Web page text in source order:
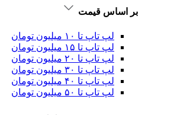
بر اساس قیمت
لپ تاپ تا ۱۰ میلیون تومان
لپ تاپ تا ۱۵ میلیون تومان
لپ تاپ تا ۲۰ میلیون تومان
لپ تاپ تا ۳۰ میلیون تومان
لپ تاپ تا ۴۰ میلیون تومان
لپ تاپ تا ۵۰ میلیون تومان